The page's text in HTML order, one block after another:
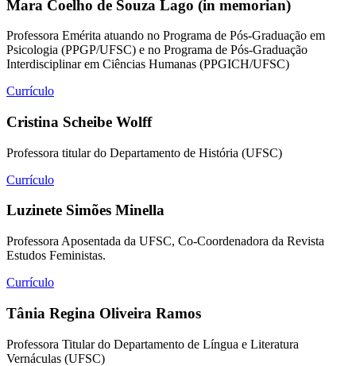
Mara Coelho de Souza Lago (in memorian)
Professora Emérita atuando no Programa de Pós-Graduação em
Psicologia (PPGP/UFSC) e no Programa de Pós-Graduação
Interdisciplinar em Ciências Humanas (PPGICH/UFSC)
Currículo
Cristina Scheibe Wolff
Professora titular do Departamento de História (UFSC)
Currículo
Luzinete Simões Minella
Professora Aposentada da UFSC, Co-Coordenadora da Revista
Estudos Feministas.
Currículo
Tânia Regina Oliveira Ramos
Professora Titular do Departamento de Língua e Literatura
Vernáculas (UFSC)